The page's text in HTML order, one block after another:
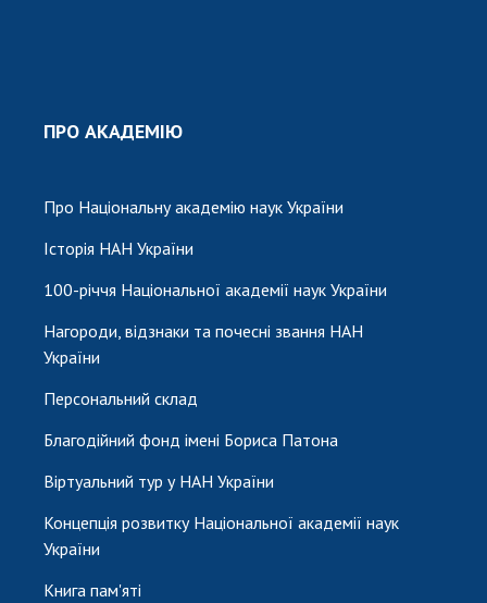
ПРО АКАДЕМІЮ
Про Національну академію наук України
Історія НАН України
100-річчя Національної академії наук України
Нагороди, відзнаки та почесні звання НАН
України
Персональний склад
Благодійний фонд імені Бориса Патона
Віртуальний тур у НАН України
Концепція розвитку Національної академії наук
України
Книга пам'яті